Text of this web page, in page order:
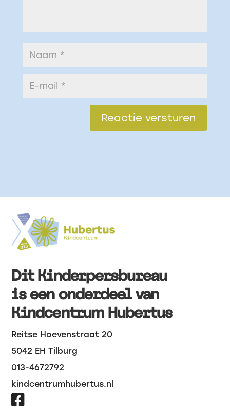
Reactie versturen
Dit Kinderpersbureau
is een onderdeel van
Kindcentrum Hubertus
Reitse Hoevenstraat 20
5042 EH Tilburg
013-4672792
kindcentrumhubertus.nl
